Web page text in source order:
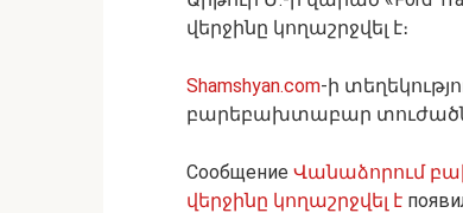
վերջինը կողաշրջվել է։
Shamshyan.com-ի
բարեբախտաբար
Сообщение Վանաձորում
վերջինը կողաշրջվել է